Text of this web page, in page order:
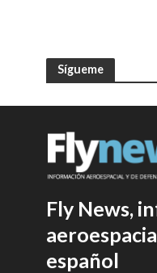
Sígueme
Fly News,
español